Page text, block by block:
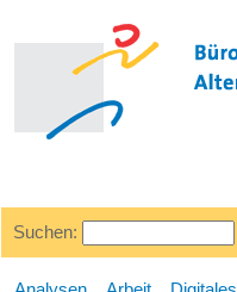
Suchen: